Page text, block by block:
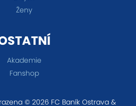
Ženy
Akademie
Fanshop
© 2026 FC Baník Ostrava &